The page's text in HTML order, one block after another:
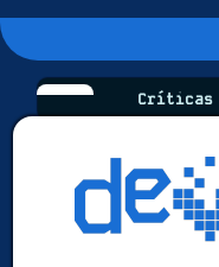
Críticas